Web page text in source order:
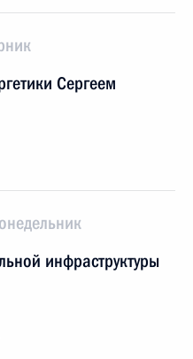
Сергеем
инфраструктуры